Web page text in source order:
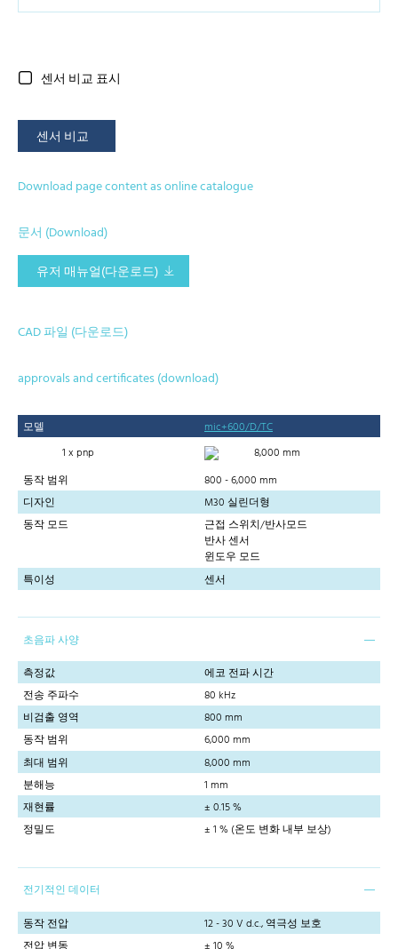
센서 비교 표시
센서 비교
Download page content as online catalogue
문서 (Download)
유저 매뉴얼(다운로드)
CAD 파일 (다운로드)
approvals and certificates (download)
모델
mic+600/D/TC
1 x pnp
8,000 mm
동작 범위
800 - 6,000 mm
디자인
M30 실린더형
동작 모드
근접 스위치/반사모드
반사 센서
윈도우 모드
특이성
센서
초음파 사양
측정값
에코 전파 시간
전송 주파수
80 kHz
비검출 영역
800 mm
동작 범위
6,000 mm
최대 범위
8,000 mm
분해능
1 mm
재현률
± 0.15 %
정밀도
± 1 % (온도 변화 내부 보상)
전기적인 데이터
동작 전압
12 - 30 V d.c., 역극성 보호